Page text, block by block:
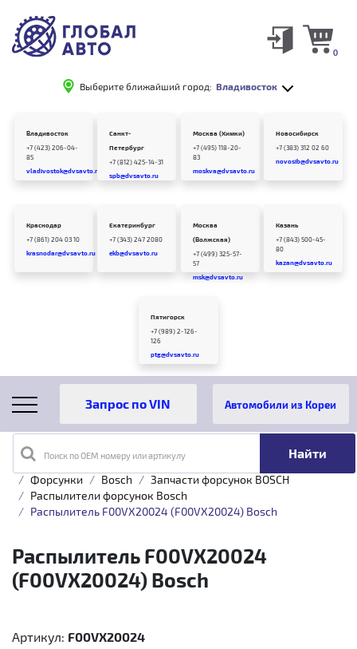
Выберите ближайший город: Владивосток
0
Владивосток
+7 (423) 206-04-
85
vladivostok@dvsavto.ru
Санкт-
Петербург
+7 (812) 425-14-31
spb@dvsavto.ru
Москва (Химки)
+7 (495) 118-20-
83
moskva@dvsavto.ru
Новосибирск
+7 (383) 312 02 60
novosib@dvsavto.ru
Краснодар
+7 (861) 204 03 10
krasnodar@dvsavto.ru
Екатеринбург
+7 (343) 247 2080
ekb@dvsavto.ru
Москва
(Волжская)
+7 (499) 325-57-
57
msk@dvsavto.ru
Казань
+7 (843) 500-45-
80
kazan@dvsavto.ru
Пятигорск
+7 (989) 2-126-
126
ptg@dvsavto.ru
Поиск по OEM номеру или артикулу
Автомобили из Кореи
Главная Каталог товаров
Топливная аппаратура
Форсунки
Bosch
Запчасти форсунок BOSCH
Распылители форсунок Bosch
Распылитель F00VX20024 (F00VX20024) Bosch
Распылитель F00VX20024
(F00VX20024) Bosch
Артикул: F00VX20024